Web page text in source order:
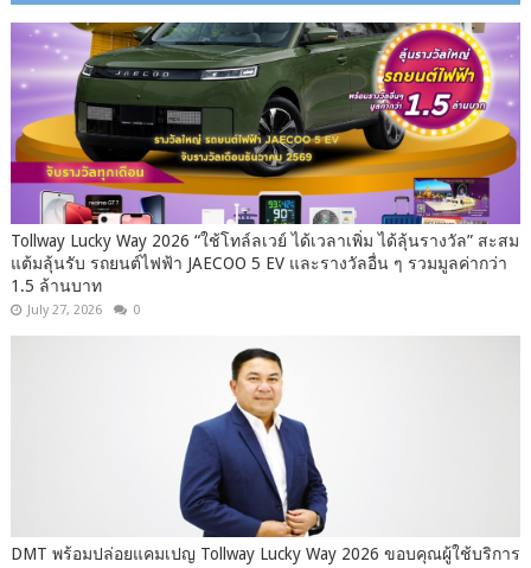
Tollway Lucky Way 2026 “ใช้โทล์ลเวย์ ได้เวลาเพิ่ม ได้ลุ้นรางวัล” สะสม
แต้มลุ้นรับ รถยนต์ไฟฟ้า JAECOO 5 EV และรางวัลอื่น ๆ รวมมูลค่ากว่า
1.5 ล้านบาท
July 27, 2026 0
DMT พร้อมปล่อยแคมเปญ Tollway Lucky Way 2026 ขอบคุณผู้ใช้บริการ